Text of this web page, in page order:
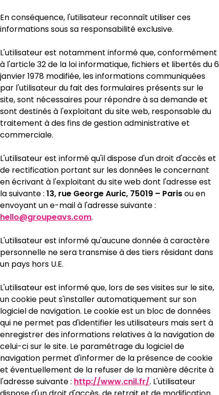
En conséquence, l'utilisateur reconnaît utiliser ces
informations sous sa responsabilité exclusive.
L'utilisateur est notamment informé que, conformément
à l'article 32 de la loi informatique, fichiers et libertés du 6
janvier 1978 modifiée, les informations communiquées
par l'utilisateur du fait des formulaires présents sur le
site, sont nécessaires pour répondre à sa demande et
sont destinés à l'exploitant du site web, responsable du
traitement à des fins de gestion administrative et
commerciale.
L'utilisateur est informé qu'il dispose d'un droit d'accès et
de rectification portant sur les données le concernant
en écrivant à l'exploitant du site web dont l'adresse est
la suivante : 13, rue George Auric, 75019 – Parisou en
envoyant un e-mail à l'adresse suivante :
hello@groupeavs.com.
L'utilisateur est informé qu'aucune donnée à caractère
personnelle ne sera transmise à des tiers résidant dans
un pays hors U.E.
L'utilisateur est informé que, lors de ses visites sur le site,
un cookie peut s'installer automatiquement sur son
logiciel de navigation. Le cookie est un bloc de données
qui ne permet pas d'identifier les utilisateurs mais sert à
enregistrer des informations relatives à la navigation de
celui-ci sur le site. Le paramétrage du logiciel de
navigation permet d'informer de la présence de cookie
et éventuellement de la refuser de la manière décrite à
l'adresse suivante : http://www.cnil.fr/. L'utilisateur